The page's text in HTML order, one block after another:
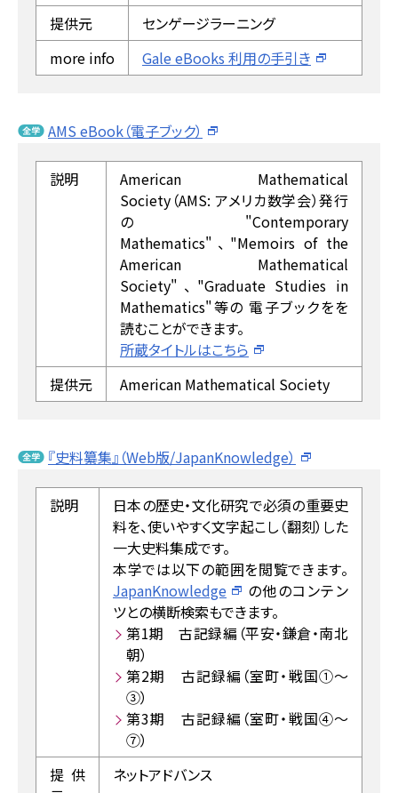
提供元
センゲージラーニング
more info
Gale eBooks 利用の手引き
AMS eBook（電子ブック）
説明
American Mathematical
Society（AMS: アメリカ数学会）発行
の"Contemporary
Mathematics"、"Memoirs of the
American Mathematical
Society"、"Graduate Studies in
Mathematics"等の 電子ブックをを
読むことができます。
所蔵タイトルはこちら
提供元
American Mathematical Society
『史料纂集』（Web版/JapanKnowledge）
説明
日本の歴史・文化研究で必須の重要史
料を、使いやすく文字起こし（翻刻）した
一大史料集成です。
本学では以下の範囲を閲覧できます。
JapanKnowledge
の他のコンテン
ツとの横断検索もできます。
第1期 古記録編（平安・鎌倉・南北
朝）
第2期 古記録編（室町・戦国①～
③）
第3期 古記録編（室町・戦国④～
⑦）
提供
ネットアドバンス